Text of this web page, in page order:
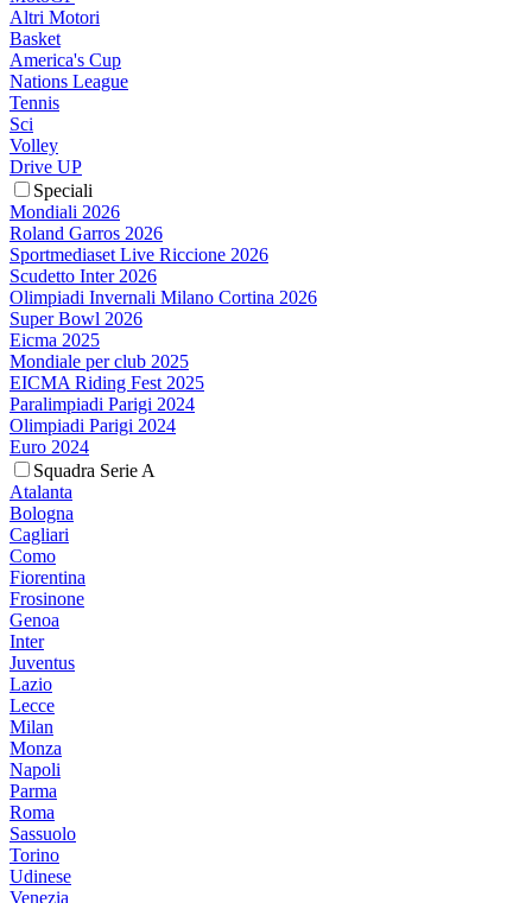
Altri Motori
Basket
America's Cup
Nations League
Tennis
Sci
Volley
Drive UP
Speciali
Mondiali 2026
Roland Garros 2026
Sportmediaset Live Riccione 2026
Scudetto Inter 2026
Olimpiadi Invernali Milano Cortina 2026
Super Bowl 2026
Eicma 2025
Mondiale per club 2025
EICMA Riding Fest 2025
Paralimpiadi Parigi 2024
Olimpiadi Parigi 2024
Euro 2024
Squadra Serie A
Atalanta
Bologna
Cagliari
Como
Fiorentina
Frosinone
Genoa
Inter
Juventus
Lazio
Lecce
Milan
Monza
Napoli
Parma
Roma
Sassuolo
Torino
Udinese
Venezia